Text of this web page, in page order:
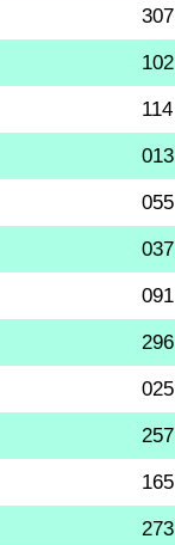
307
102
114
013
055
037
091
296
025
257
165
273